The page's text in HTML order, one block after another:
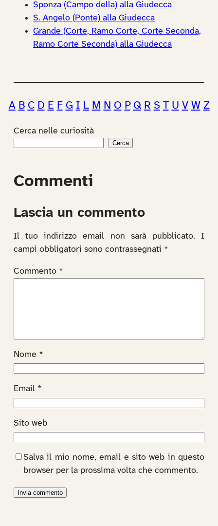
Sponza (Campo della) alla Giudecca
S. Angelo (Ponte) alla Giudecca
Grande (Corte, Ramo Corte, Corte Seconda,
Ramo Corte Seconda) alla Giudecca
A B C D E F G I L M N O P Q R S T U V W Z
Cerca nelle curiosità
Cerca
Commenti
Lascia un commento
Il tuo indirizzo email non sarà pubblicato.
I
campi obbligatori sono contrassegnati *
Commento *
Nome *
Email *
Sito web
Salva il mio nome, email e sito web in questo
browser per la prossima volta che commento.